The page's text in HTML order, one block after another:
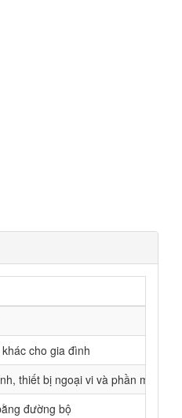
cho gia đình
thiết bị ngoại vi và phần mềm
đường bộ